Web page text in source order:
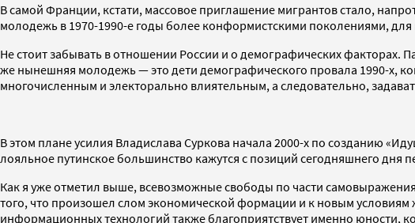
В самой Франции, кстати, массовое приглашение мигрантов стало,
молодежь в 1970-1990-е годы более конформистскими поколениями,
Не стоит забывать в отношении России и о демографических факторах.
же нынешняя молодежь — это дети демографического провала 1990-х,
многочисленным и электорально влиятельным, а следовательно,
В этом плане усилия Владислава Суркова начала 2000-х по созданию
лояльное путинское большинство кажутся с позиций сегодняшнего дня
Как я уже отметил выше, всевозможные свободы по части
того, что произошел слом экономической формации и к новым
информационных технологий также благоприятствует именно юности,